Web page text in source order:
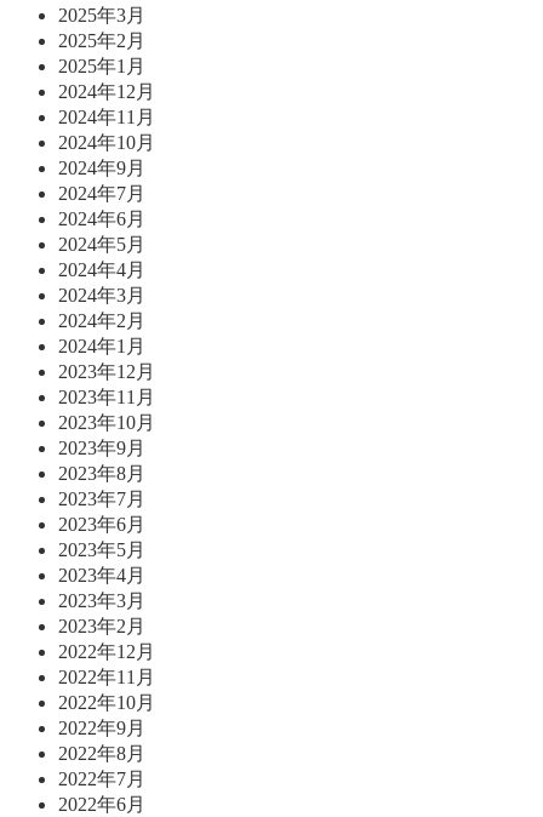
2025年3月
2025年2月
2025年1月
2024年12月
2024年11月
2024年10月
2024年9月
2024年7月
2024年6月
2024年5月
2024年4月
2024年3月
2024年2月
2024年1月
2023年12月
2023年11月
2023年10月
2023年9月
2023年8月
2023年7月
2023年6月
2023年5月
2023年4月
2023年3月
2023年2月
2022年12月
2022年11月
2022年10月
2022年9月
2022年8月
2022年7月
2022年6月